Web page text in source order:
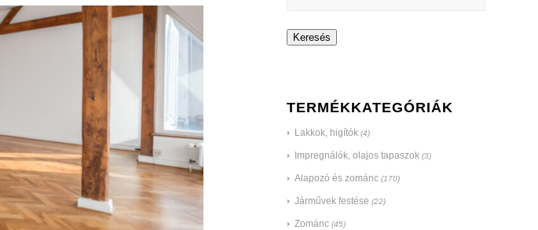
Keresés
TERMÉKKATEGÓRIÁK
Lakkok, higítók (4)
Impregnálók, olajos tapaszok (3)
Alapozó és zománc (170)
Járművek festése (22)
Zománc (45)